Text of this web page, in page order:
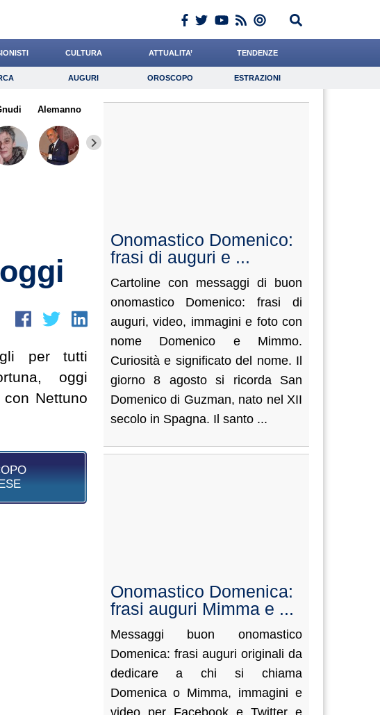
CULTURA ATTUALITA’ TENDENZE
Auguri Oroscopo Estrazioni
Giornalista
AUGURI OROSCOPO ESTRAZIONI
Alemanno
per tutti
oggi
Nettuno
Onomastico Domenico:
frasi di auguri e ...
Cartoline con messaggi di buon
onomastico Domenico: frasi di
auguri, video, immagini e foto con
nome Domenico e Mimmo.
Curiosità e significato del nome. Il
giorno 8 agosto si ricorda San
Domenico di Guzman, nato nel XII
secolo in Spagna. Il santo ...
Onomastico Domenica:
frasi auguri Mimma e ...
Messaggi buon onomastico
Domenica: frasi auguri originali da
dedicare a chi si chiama
Domenica o Mimma, immagini e
video per Facebook e Twitter e